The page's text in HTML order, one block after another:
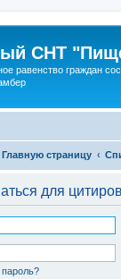
СНТ
равенство граждан
страницу
для